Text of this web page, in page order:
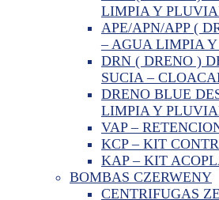
LIMPIA Y
APE/APN/APP (
– AGUA LIMPIA
DRN ( DRENO )
SUCIA –
DRENO BLUE
LIMPIA Y
VAP –
KCP – KIT
KAP – KIT
BOMBAS CZERWENY
CENTRIFUGAS